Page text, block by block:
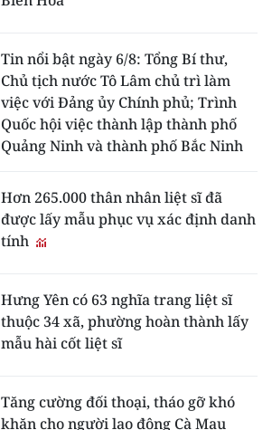
Tin nổi bật ngày 6/8: Tổng Bí thư,
Chủ tịch nước Tô Lâm chủ trì làm
việc với Đảng ủy Chính phủ; Trình
Quốc hội việc thành lập thành phố
Quảng Ninh và thành phố Bắc Ninh
Hơn 265.000 thân nhân liệt sĩ đã
được lấy mẫu phục vụ xác định danh
tính
Hưng Yên có 63 nghĩa trang liệt sĩ
thuộc 34 xã, phường hoàn thành lấy
mẫu hài cốt liệt sĩ
Tăng cường đối thoại, tháo gỡ khó
khăn cho người lao động Cà Mau